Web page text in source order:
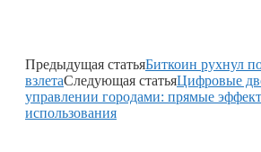
Предыдущая статьяБиткоин рухнул
взлетаСледующая статьяЦифровые
управлении городами: прямые
использования